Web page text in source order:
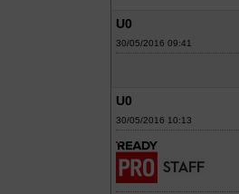
U0
30/05/2016 09:41
U0
30/05/2016 10:13